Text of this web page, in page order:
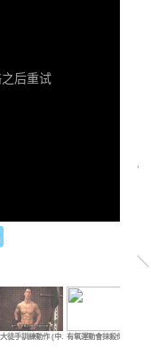
后重试
徒手訓練動作 (中…有氧運動會抹殺你的…